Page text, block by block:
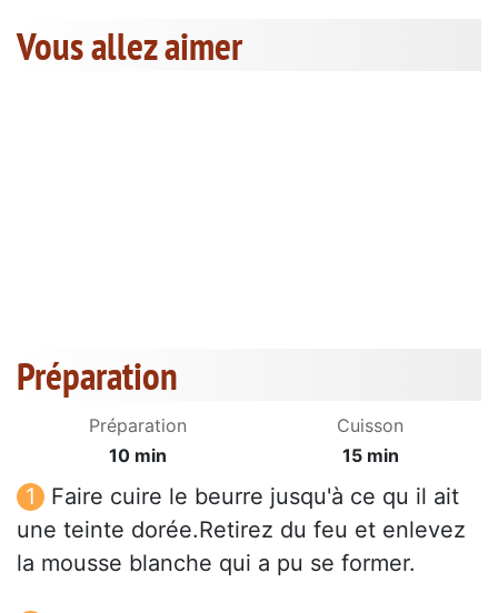
Vous allez aimer
Préparation
Préparation
10 min
Cuisson
15 min
Faire cuire le beurre jusqu'à ce qu il ait
une teinte dorée.Retirez du feu et enlevez
la mousse blanche qui a pu se former.